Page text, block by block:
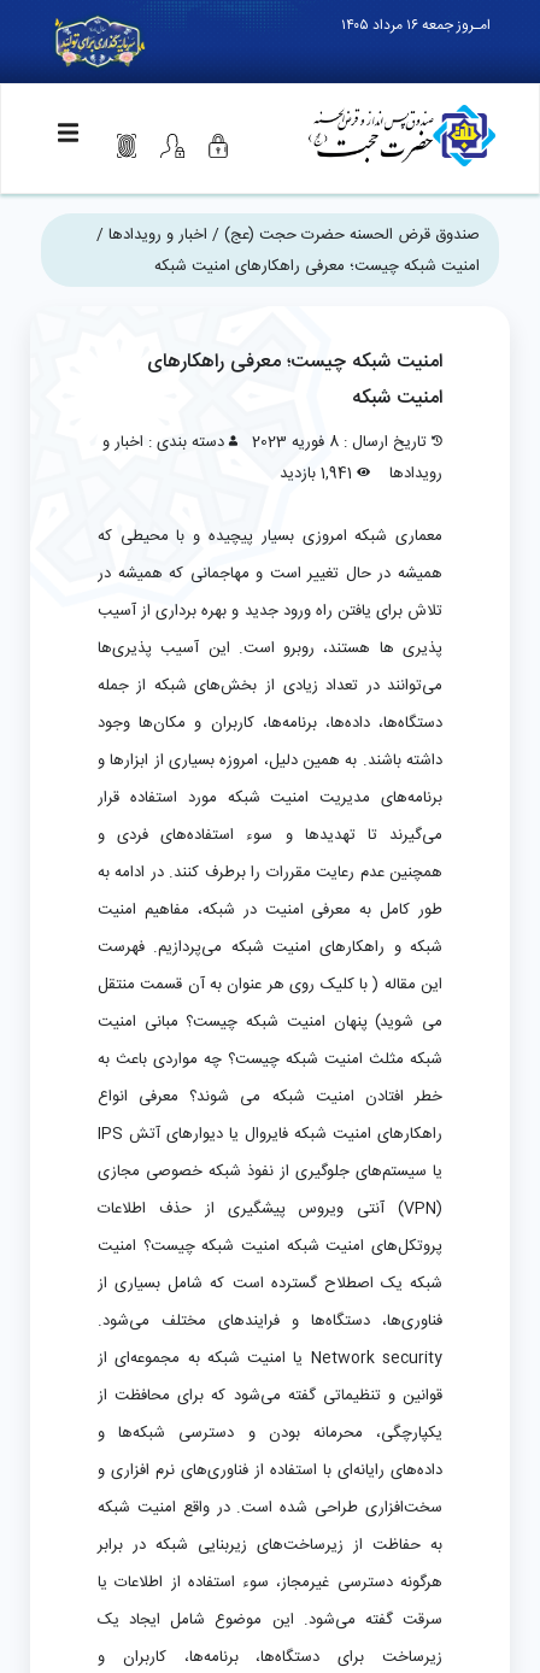
امـروز جمعه ۱۶ مرداد ۱۴۰۵
صندوق قرض الحسنه حضرت حجت (عج)/ اخبار و رویدادها/
امنیت شبکه چیست؛ معرفی راهکارهای امنیت شبکه
امنیت شبکه چیست؛ معرفی راهکارهای
امنیت شبکه
تاریخ ارسال : 8 فوریه 2023 دسته بندی : اخبار و
رویدادها
1,941 بازدید
معماری شبکه امروزی بسیار پیچیده و با محیطی که
همیشه در حال تغییر است و مهاجمانی که همیشه در
تلاش برای یافتن راه ورود جدید و بهره برداری از آسیب
پذیری ها هستند، روبرو است. این آسیب پذیری‌ها
می‌توانند در تعداد زیادی از بخش‌های شبکه از جمله
دستگاه‌ها، داده‌ها، برنامه‌ها، کاربران و مکان‌ها وجود
داشته باشند. به همین دلیل، امروزه بسیاری از ابزارها و
برنامه‌های مدیریت امنیت شبکه مورد استفاده قرار
می‌گیرند تا تهدیدها و سوء استفاده‌های فردی و
همچنین عدم رعایت مقررات را برطرف کنند. در ادامه به
طور کامل به معرفی امنیت در شبکه، مفاهیم امنیت
شبکه و راهکارهای امنیت شبکه می‌پردازیم. فهرست
این مقاله ( با کلیک روی هر عنوان به آن قسمت منتقل
می شوید) پنهان امنیت شبکه چیست؟ مبانی امنیت
شبکه مثلث امنیت شبکه چیست؟ چه مواردی باعث به
خطر افتادن امنیت شبکه می شوند؟ معرفی انواع
راهکارهای امنیت شبکه فایروال یا دیوارهای آتش IPS
یا سیستم‌های جلوگیری از نفوذ شبکه خصوصی مجازی
(VPN) آنتی ویروس پیشگیری از حذف اطلاعات
پروتکل‌های امنیت شبکه امنیت شبکه چیست؟ امنیت
شبکه یک اصطلاح گسترده است که شامل بسیاری از
فناوری‌ها، دستگاه‌ها و فرایندهای مختلف می‌شود.
Network security یا امنیت شبکه به مجموعه‌ای از
قوانین و تنظیماتی گفته می‌شود که برای محافظت از
یکپارچگی، محرمانه بودن و دسترسی شبکه‌ها و
داده‌های رایانه‌ای با استفاده از فناوری‌های نرم افزاری و
سخت‌افزاری طراحی شده است. در واقع امنیت شبکه
به حفاظت از زیرساخت‌های زیربنایی شبکه در برابر
هرگونه دسترسی غیرمجاز، سوء استفاده از اطلاعات یا
سرقت گفته می‌شود. این موضوع شامل ایجاد یک
زیرساخت برای دستگاه‌ها، برنامه‌ها، کاربران و